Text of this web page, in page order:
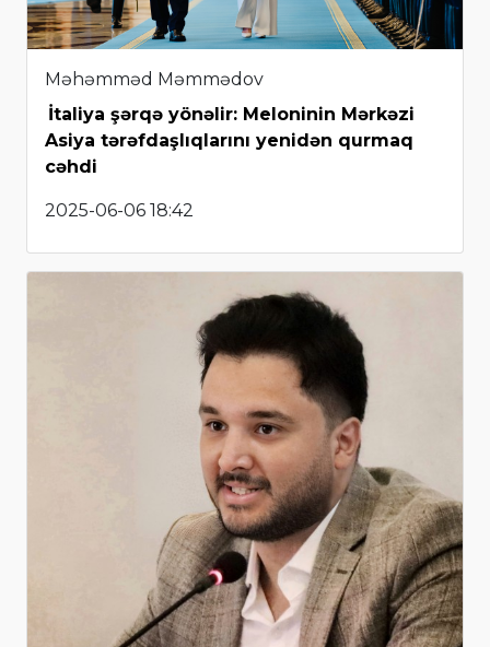
Məhəmməd Məmmədov
İtaliya şərqə yönəlir: Meloninin Mərkəzi
Asiya tərəfdaşlıqlarını yenidən qurmaq
cəhdi
2025-06-06 18:42